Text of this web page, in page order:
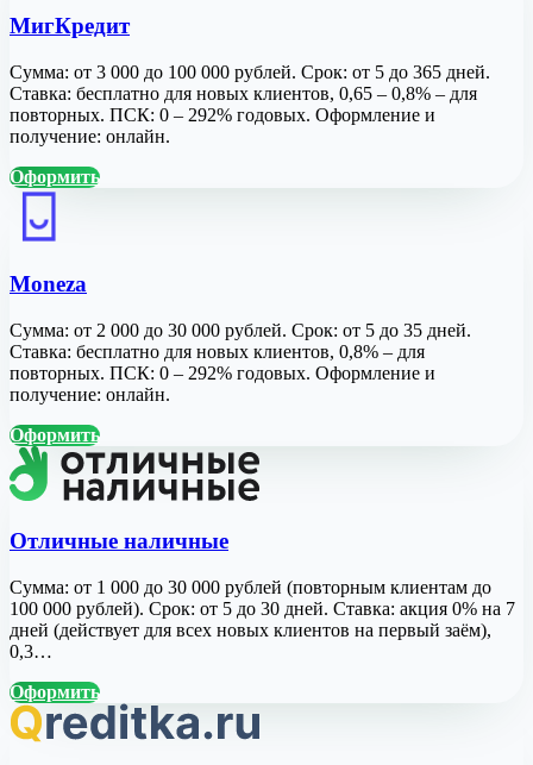
МигКредит
Сумма: от 3 000 до 100 000 рублей. Срок: от 5 до 365 дней.
Ставка: бесплатно для новых клиентов, 0,65 – 0,8% – для
повторных. ПСК: 0 – 292% годовых. Оформление и
получение: онлайн.
Оформить
Moneza
Сумма: от 2 000 до 30 000 рублей. Срок: от 5 до 35 дней.
Ставка: бесплатно для новых клиентов, 0,8% – для
повторных. ПСК: 0 – 292% годовых. Оформление и
получение: онлайн.
Оформить
Отличные наличные
Сумма: от 1 000 до 30 000 рублей (повторным клиентам до
100 000 рублей). Срок: от 5 до 30 дней. Ставка: акция 0% на 7
дней (действует для всех новых клиентов на первый заём),
0,3…
Оформить